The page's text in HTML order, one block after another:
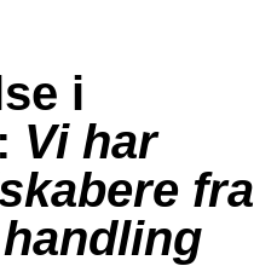
i
Vi har
fra
handling